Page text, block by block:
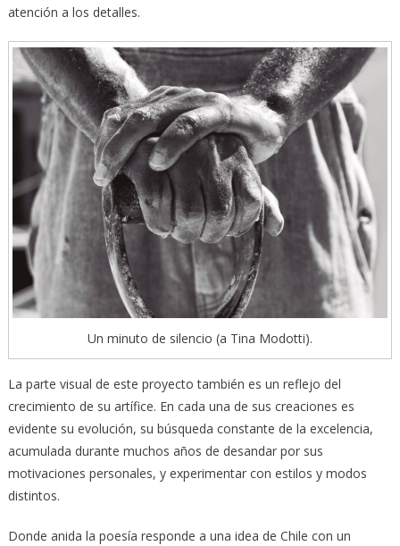
atención a los detalles.
Un minuto de silencio (a Tina Modotti).
La parte visual de este proyecto también es un reflejo del
crecimiento de su artífice. En cada una de sus creaciones es
evidente su evolución, su búsqueda constante de la excelencia,
acumulada durante muchos años de desandar por sus
motivaciones personales, y experimentar con estilos y modos
distintos.
Donde anida la poesía responde a una idea de Chile con un